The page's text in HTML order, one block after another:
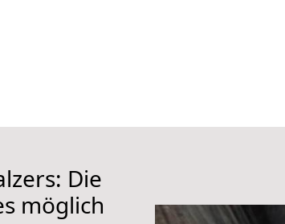
Die
möglich